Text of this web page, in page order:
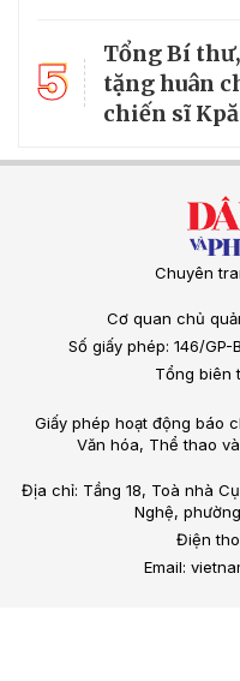
5
Tổng Bí
tặng huân
chiến sĩ
Chuyên
Cơ quan chủ
Số giấy phép: 146/
Tổng biên
Giấy phép hoạt động báo
Văn hóa, Thể thao
Địa chỉ: Tầng 18, Toà nhà
Nghệ,
Điện
Email: